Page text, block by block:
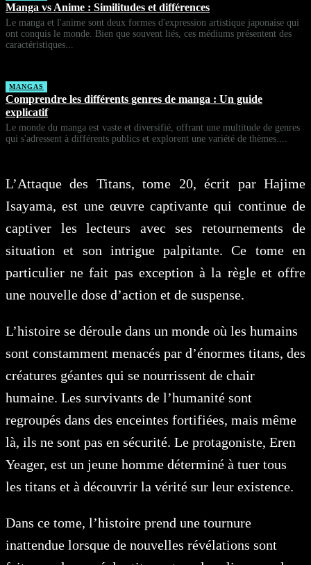
Manga vs Anime : Similitudes et différences
Le manga et l'anime sont deux formes d'expression artistique japonaise qui
ont conquis le monde. Bien que souvent liés, ces médiums présentent des
caractéristiques...
MANGAS
Comprendre les différents genres de manga : Un guide
explicatif
Le monde du manga est vaste et diversifié, offrant une multitude de genres
qui s'adressent à différents publics et explorent une variété de thèmes....
L’Attaque des Titans, tome 20, écrit par Hajime
Isayama, est une œuvre captivante qui continue de
captiver les lecteurs avec ses retournements de
situation et son intrigue palpitante. Ce tome en
particulier ne fait pas exception à la règle et offre
une nouvelle dose d’action et de suspense.
L’histoire se déroule dans un monde où les humains
sont constamment menacés par d’énormes titans, des
créatures géantes qui se nourrissent de chair
humaine. Les survivants de l’humanité sont
regroupés dans des enceintes fortifiées, mais même
là, ils ne sont pas en sécurité. Le protagoniste, Eren
Yeager, est un jeune homme déterminé à tuer tous
les titans et à découvrir la vérité sur leur existence.
Dans ce tome, l’histoire prend une tournure
inattendue lorsque de nouvelles révélations sont